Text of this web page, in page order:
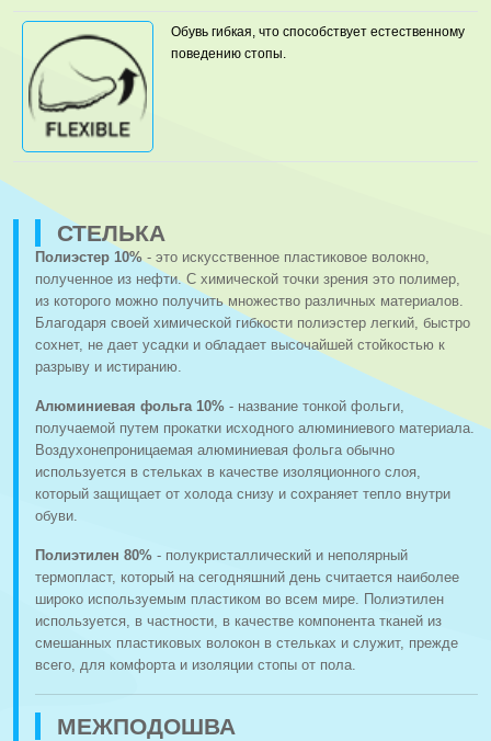
Обувь гибкая, что способствует естественному
поведению стопы.
СТЕЛЬКА
Полиэстер 10%- это искусственное пластиковое волокно,
полученное из нефти. С химической точки зрения это полимер,
из которого можно получить множество различных материалов.
Благодаря своей химической гибкости полиэстер легкий, быстро
сохнет, не дает усадки и обладает высочайшей стойкостью к
разрыву и истиранию.
Алюминиевая фольга 10% - название тонкой фольги,
получаемой путем прокатки исходного алюминиевого материала.
Воздухонепроницаемая алюминиевая фольга обычно
используется в стельках в качестве изоляционного слоя,
который защищает от холода снизу и сохраняет тепло внутри
обуви.
Полиэтилен 80% - полукристаллический и неполярный
термопласт, который на сегодняшний день считается наиболее
широко используемым пластиком во всем мире. Полиэтилен
используется, в частности, в качестве компонента тканей из
смешанных пластиковых волокон в стельках и служит, прежде
всего, для комфорта и изоляции стопы от пола.
МЕЖПОДОШВА